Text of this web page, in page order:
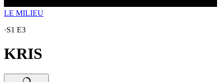
LE MILIEU
·S1 E3
KRIS